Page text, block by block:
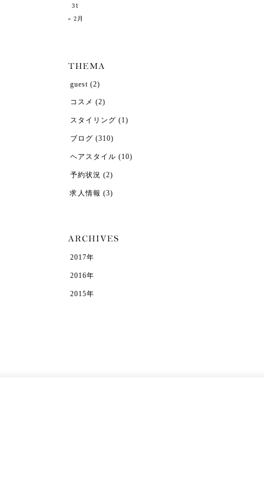
« 2月
31
guest (2)
コスメ (2)
スタイリング (1)
ブログ (310)
ヘアスタイル (10)
予約状況 (2)
求人情報 (3)
2017年
2016年
2015年